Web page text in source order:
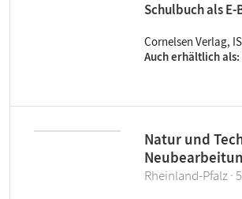
Schulbuch als E-
Cornelsen Verlag,
Auch erhältlich als
Natur und
Rheinland-Pfalz